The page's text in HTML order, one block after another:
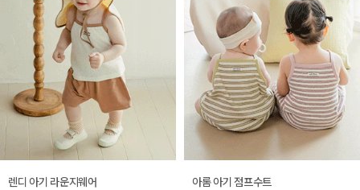
렌디 아기 라운지웨어 아롬 아기 점프수트